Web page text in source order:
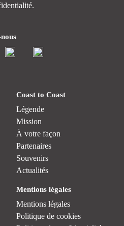
Coast to Coast
Légende
Mission
À votre façon
Partenaires
Souvenirs
Actualités
Mentions légales
Mentions légales
Politique de cookies